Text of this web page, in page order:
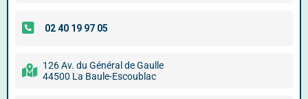
126 Av. du Général de Gaulle
44500 La Baule-Escoublac